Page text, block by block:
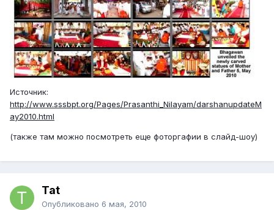
Источник:
http://www.sssbpt.org/Pages/Prasanthi_Nilayam/darshanupdateM
ay2010.html
(также там можно посмотреть еще фоторгафии в слайд-шоу)
Tat
Опубликовано 6 мая, 2010